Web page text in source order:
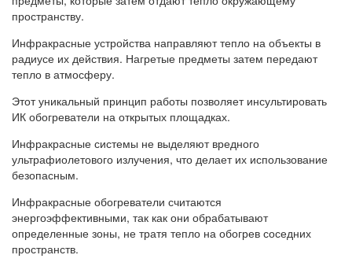
пространству.
Инфракрасные устройства направляют тепло на объекты в
радиусе их действия. Нагретые предметы затем передают
тепло в атмосферу.
Этот уникальный принцип работы позволяет инсультировать
ИК обогреватели на открытых площадках.
Инфракрасные системы не выделяют вредного
ультрафиолетового излучения, что делает их использование
безопасным.
Инфракрасные обогреватели считаются
энергоэффективными, так как они обрабатывают
определенные зоны, не тратя тепло на обогрев соседних
пространств.